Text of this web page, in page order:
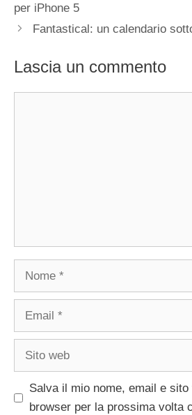
per iPhone 5
Fantastical: un calendario
Lascia un commento
Nome
Email
Sito
Salva il mio nome, email e sito
browser per la prossima volta